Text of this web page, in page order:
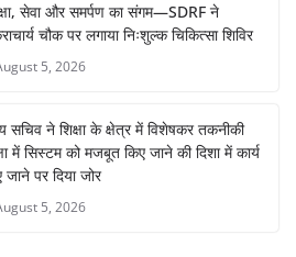
सेवा और समर्पण का संगम—SDRF ने
चौक पर लगाया निःशुल्क चिकित्सा शिविर
5, 2026
सचिव ने शिक्षा के क्षेत्र में विशेषकर तकनीकी
में सिस्टम को मजबूत किए जाने की दिशा में कार्य
जाने पर दिया जोर
5, 2026